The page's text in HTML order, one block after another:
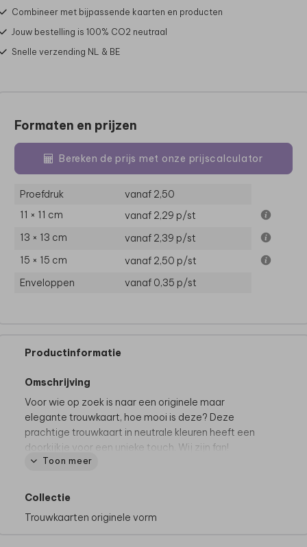
Combineer met bijpassende kaarten en producten
Jouw bestelling is 100% CO2 neutraal
Snelle verzending NL & BE
Formaten en prijzen
Bereken de prijs met onze prijscalculator
Proefdruk
vanaf 2,50
11 × 11 cm
vanaf 2,29 p/st
13 × 13 cm
vanaf 2,39 p/st
15 × 15 cm
vanaf 2,50 p/st
Enveloppen
vanaf 0,35 p/st
Productinformatie
Omschrijving
Voor wie op zoek is naar een originele maar
elegante trouwkaart, hoe mooi is deze? Deze
prachtige trouwkaart in neutrale kleuren heeft een
doorkijkje voor een unieke touch. Wij zijn fan!
Toon meer
Collectie
Trouwkaarten originele vorm